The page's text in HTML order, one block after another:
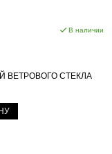
В наличии
ВЕТРОВОГО СТЕКЛА